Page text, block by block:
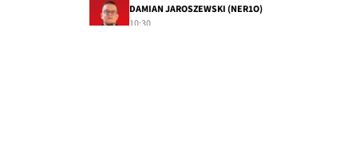
DAMIAN JAROSZEWSKI (NER1O)
10:30